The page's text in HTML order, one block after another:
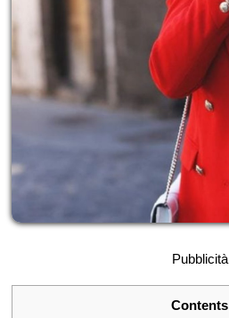
Pubblicità
Contents